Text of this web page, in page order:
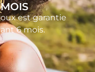
est garantie
6 mois.